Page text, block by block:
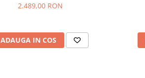
2.489,00 RON
ADAUGA IN COS